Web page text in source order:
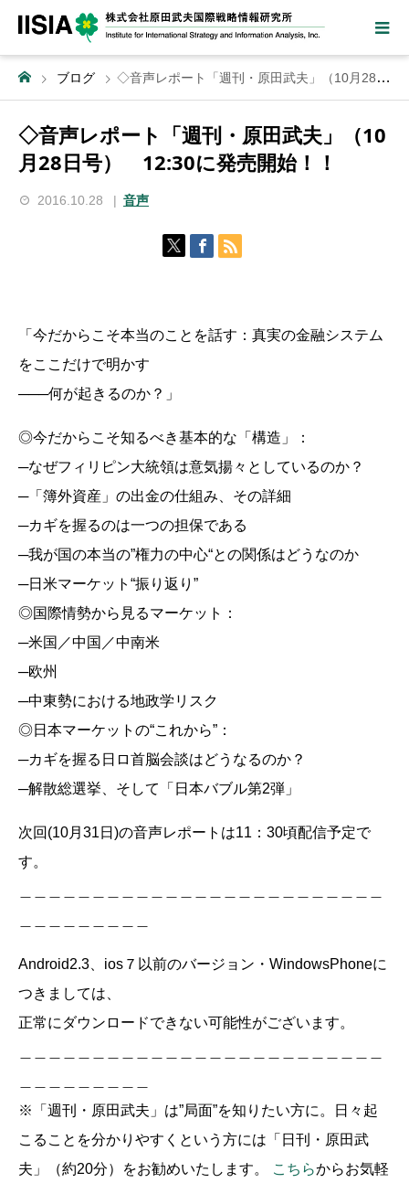
ブログ ◇音声レポート「週刊・原田武夫」（10月28日号） 12:30に発売開始！！
◇音声レポート「週刊・原田武夫」（10
月28日号） 12:30に発売開始！！
2016.10.28 音声
「今だからこそ本当のことを話す：真実の金融システム
をここだけで明かす
───何が起きるのか？」
◎今だからこそ知るべき基本的な「構造」：
─なぜフィリピン大統領は意気揚々としているのか？
─「簿外資産」の出金の仕組み、その詳細
─カギを握るのは一つの担保である
─我が国の本当の”権力の中心“との関係はどうなのか
─日米マーケット“振り返り”
◎国際情勢から見るマーケット：
─米国／中国／中南米
─欧州
─中東勢における地政学リスク
◎日本マーケットの“これから”：
─カギを握る日ロ首脳会談はどうなるのか？
─解散総選挙、そして「日本バブル第2弾」
次回(10月31日)の音声レポートは11：30頃配信予定で
す。
Android2.3、ios７以前のバージョン・WindowsPhoneに
つきましては、
正常にダウンロードできない可能性がございます。
※「週刊・原田武夫」は”局面”を知りたい方に。日々起
こることを分かりやすくという方には「日刊・原田武
夫」（約20分）をお勧めいたします。
こちらからお気軽